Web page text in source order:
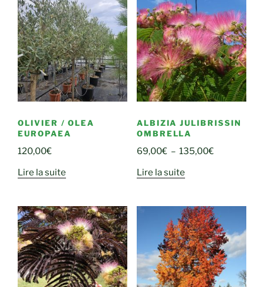
OLIVIER / OLEA
EUROPAEA
120,00€
Lire la suite
ALBIZIA JULIBRISSIN
OMBRELLA
69,00€ – 135,00€Plage
à
135,00€
Lire la suite